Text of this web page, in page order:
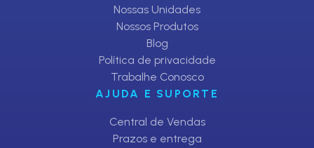
Nossas Unidades
Nossos Produtos
Blog
Política de privacidade
Trabalhe Conosco
AJUDA E SUPORTE
Central de Vendas
Prazos e entrega